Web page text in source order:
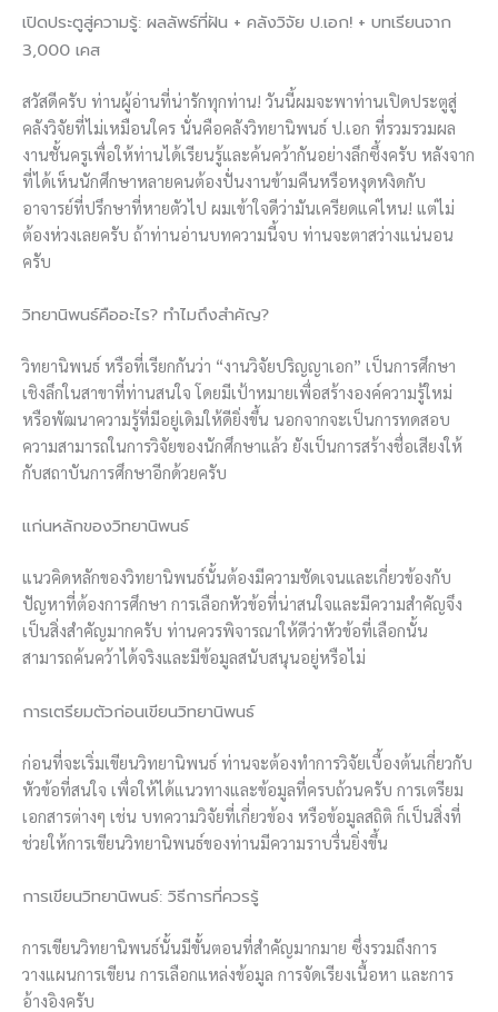
เปิดประตูสู่ความรู้: ผลลัพธ์ที่ฝัน + คลังวิจัย ป.เอก! + บทเรียนจาก
3,000 เคส
สวัสดีครับ ท่านผู้อ่านที่น่ารักทุกท่าน! วันนี้ผมจะพาท่านเปิดประตูสู่
คลังวิจัยที่ไม่เหมือนใคร นั่นคือคลังวิทยานิพนธ์ ป.เอก ที่รวมรวมผล
งานชั้นครูเพื่อให้ท่านได้เรียนรู้และค้นคว้ากันอย่างลึกซึ้งครับ หลังจาก
ที่ได้เห็นนักศึกษาหลายคนต้องปั่นงานข้ามคืนหรือหงุดหงิดกับ
อาจารย์ที่ปรึกษาที่หายตัวไป ผมเข้าใจดีว่ามันเครียดแค่ไหน! แต่ไม่
ต้องห่วงเลยครับ ถ้าท่านอ่านบทความนี้จบ ท่านจะตาสว่างแน่นอน
ครับ
วิทยานิพนธ์คืออะไร? ทำไมถึงสำคัญ?
วิทยานิพนธ์ หรือที่เรียกกันว่า “งานวิจัยปริญญาเอก” เป็นการศึกษา
เชิงลึกในสาขาที่ท่านสนใจ โดยมีเป้าหมายเพื่อสร้างองค์ความรู้ใหม่
หรือพัฒนาความรู้ที่มีอยู่เดิมให้ดียิ่งขึ้น นอกจากจะเป็นการทดสอบ
ความสามารถในการวิจัยของนักศึกษาแล้ว ยังเป็นการสร้างชื่อเสียงให้
กับสถาบันการศึกษาอีกด้วยครับ
แก่นหลักของวิทยานิพนธ์
แนวคิดหลักของวิทยานิพนธ์นั้นต้องมีความชัดเจนและเกี่ยวข้องกับ
ปัญหาที่ต้องการศึกษา การเลือกหัวข้อที่น่าสนใจและมีความสำคัญจึง
เป็นสิ่งสำคัญมากครับ ท่านควรพิจารณาให้ดีว่าหัวข้อที่เลือกนั้น
สามารถค้นคว้าได้จริงและมีข้อมูลสนับสนุนอยู่หรือไม่
การเตรียมตัวก่อนเขียนวิทยานิพนธ์
ก่อนที่จะเริ่มเขียนวิทยานิพนธ์ ท่านจะต้องทำการวิจัยเบื้องต้นเกี่ยวกับ
หัวข้อที่สนใจ เพื่อให้ได้แนวทางและข้อมูลที่ครบถ้วนครับ การเตรียม
เอกสารต่างๆ เช่น บทความวิจัยที่เกี่ยวข้อง หรือข้อมูลสถิติ ก็เป็นสิ่งที่
ช่วยให้การเขียนวิทยานิพนธ์ของท่านมีความราบรื่นยิ่งขึ้น
การเขียนวิทยานิพนธ์: วิธีการที่ควรรู้
การเขียนวิทยานิพนธ์นั้นมีขั้นตอนที่สำคัญมากมาย ซึ่งรวมถึงการ
วางแผนการเขียน การเลือกแหล่งข้อมูล การจัดเรียงเนื้อหา และการ
อ้างอิงครับ